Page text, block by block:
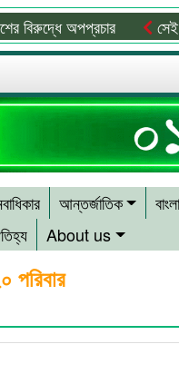
বিরুদ্ধে অপপ্রচার সেই
আন্তর্জাতিক
About us
পরিবার